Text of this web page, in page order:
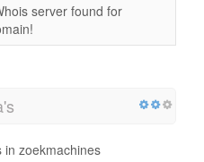
server found for
in zoekmachines